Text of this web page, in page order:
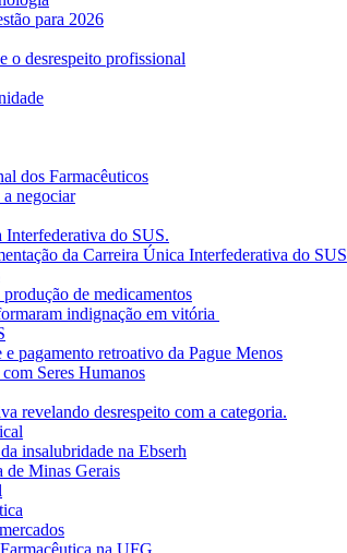
para 2026
o desrespeito profissional
dos Farmacêuticos
negociar
Interfederativa do SUS.
da Carreira Única Interfederativa do SUS
de medicamentos
indignação em vitória
pagamento retroativo da Pague Menos
Seres Humanos
revelando desrespeito com a categoria.
insalubridade na Ebserh
de Minas Gerais
na UFG